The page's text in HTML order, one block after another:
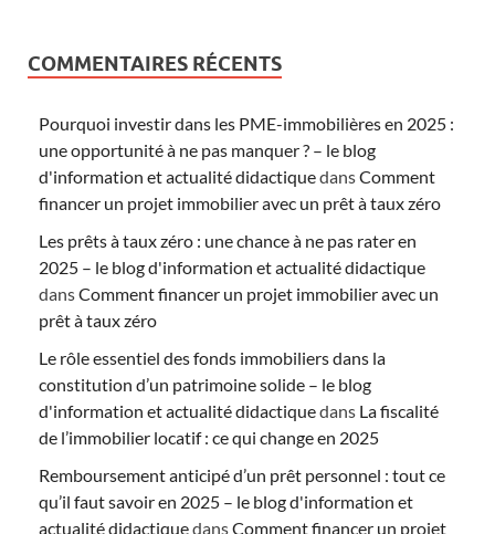
COMMENTAIRES RÉCENTS
Pourquoi investir dans les PME-immobilières en 2025 :
une opportunité à ne pas manquer ? – le blog
d'information et actualité didactiquedansComment
financer un projet immobilier avec un prêt à taux zéro
Les prêts à taux zéro : une chance à ne pas rater en
2025 – le blog d'information et actualité didactique
dansComment financer un projet immobilier avec un
prêt à taux zéro
Le rôle essentiel des fonds immobiliers dans la
constitution d’un patrimoine solide – le blog
d'information et actualité didactiquedans La fiscalité
de l’immobilier locatif : ce qui change en 2025
Remboursement anticipé d’un prêt personnel : tout ce
qu’il faut savoir en 2025 – le blog d'information et
actualité didactiquedansComment financer un projet